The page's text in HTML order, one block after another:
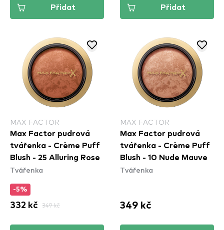
Přidat Přidat
MAX FACTOR
Max Factor pudrová
tvářenka - Crème Puff
Blush - 25 Alluring Rose
Tvářenka
-5%
332 kč 349 kč
MAX FACTOR
Max Factor pudrová
tvářenka - Crème Puff
Blush - 10 Nude Mauve
Tvářenka
349 kč